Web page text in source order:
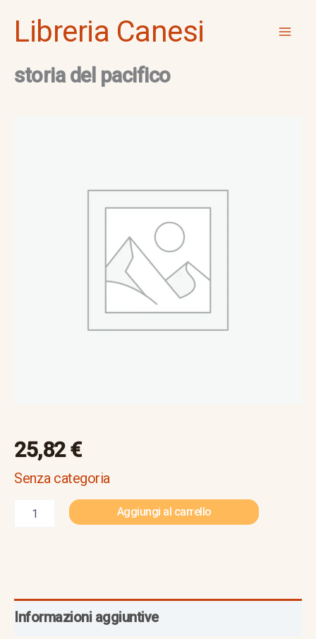
Libreria Canesi
storia del pacifico
25,82€
Senza categoria
Aggiungi al carrello
Informazioni aggiuntive